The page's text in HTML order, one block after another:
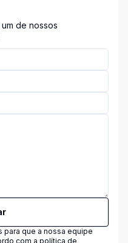
de nossos
para que a nossa equipe
com a política de